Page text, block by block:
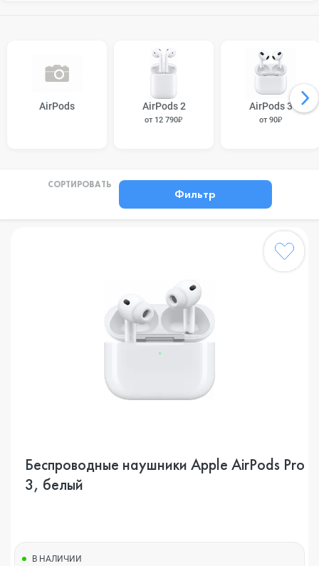
AirPods AirPods 2
от 12 790₽
AirPods 3
от 90₽
СОРТИРОВАТЬ
Фильтр
Беспроводные наушники Apple AirPods Pro
3, белый
В НАЛИЧИИ